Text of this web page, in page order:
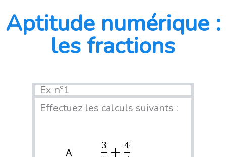
Aptitude numérique :
les fractions
Ex n°1
Effectuez les calculs suivants :